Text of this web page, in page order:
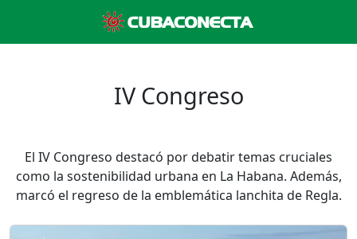
IV Congreso
El IV Congreso destacó por debatir temas cruciales
como la sostenibilidad urbana en La Habana. Además,
marcó el regreso de la emblemática lanchita de Regla.